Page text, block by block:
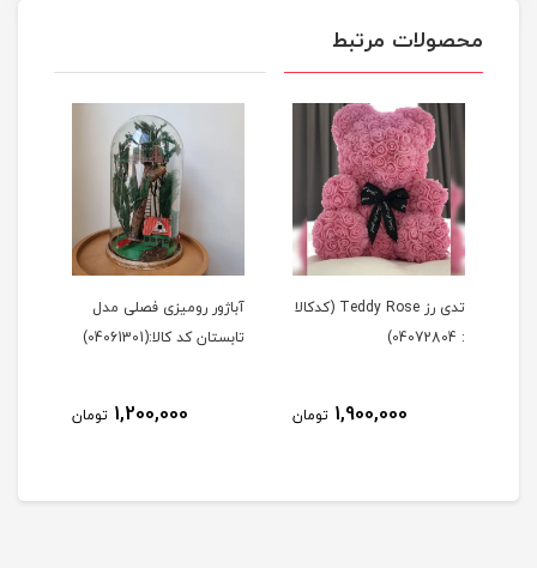
محصولات مرتبط
تدی رز Teddy Rose (کدکالا
: 04072804)
1,900,000 تومان
آباژور رومیزی فصلی مدل
تابستان کد کالا:(04061301)
1,200,000 تومان